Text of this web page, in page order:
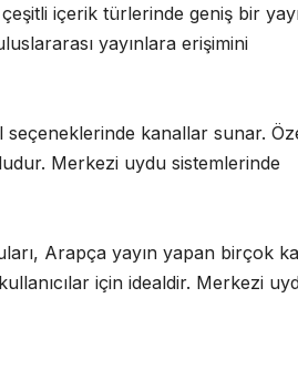
içerik türlerinde geniş bir
yayınlara erişimini
kanallar sunar.
Merkezi uydu sistemlerinde
Arapça yayın yapan birçok
için idealdir. Merkezi